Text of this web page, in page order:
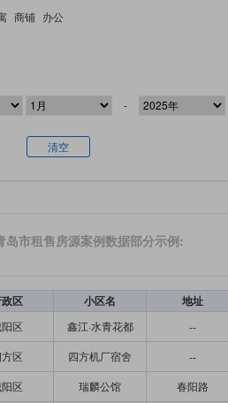
商铺 办公
-
清空
岛市租售房源案例数据部分示例:
区 小区名 地址
区 鑫江·水青花都
--
区 四方机厂宿舍
--
区 瑞麟公馆
春阳路